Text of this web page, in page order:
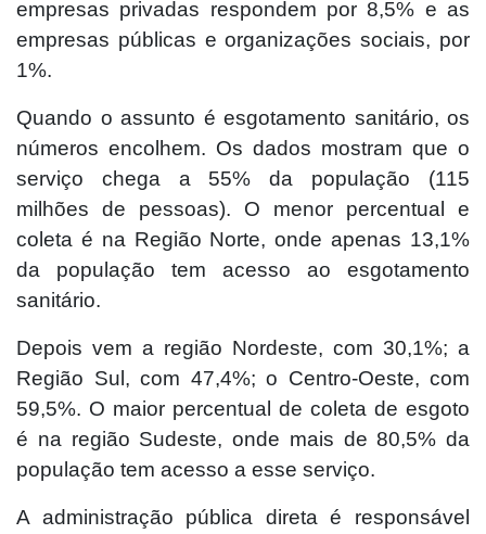
empresas privadas respondem por 8,5% e as
empresas públicas e organizações sociais, por
1%.
Quando o assunto é esgotamento sanitário, os
números encolhem. Os dados mostram que o
serviço chega a 55% da população (115
milhões de pessoas). O menor percentual e
coleta é na Região Norte, onde apenas 13,1%
da população tem acesso ao esgotamento
sanitário.
Depois vem a região Nordeste, com 30,1%; a
Região Sul, com 47,4%; o Centro-Oeste, com
59,5%. O maior percentual de coleta de esgoto
é na região Sudeste, onde mais de 80,5% da
população tem acesso a esse serviço.
A administração pública direta é responsável